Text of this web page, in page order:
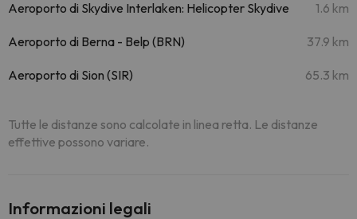
Aeroporto di Skydive Interlaken: Helicopter Skydive 1.6 km
Aeroporto di Berna - Belp (BRN) 37.9 km
Aeroporto di Sion (SIR) 65.3 km
Tutte le distanze sono calcolate in linea retta. Le distanze
effettive possono variare.
Informazioni legali